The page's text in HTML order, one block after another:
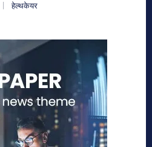
हेल्थकेयर